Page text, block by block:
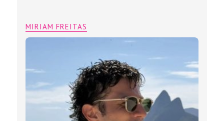
MIRIAM FREITAS